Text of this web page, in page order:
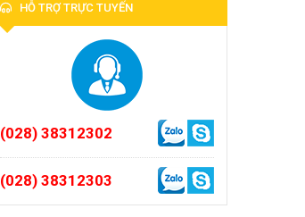
HỖ TRỢ TRỰC TUYẾN
(028) 38312302
(028) 38312303